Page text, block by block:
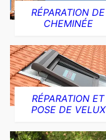
RÉPARATION DE
CHEMINÉE
RÉPARATION ET
POSE DE VELUX